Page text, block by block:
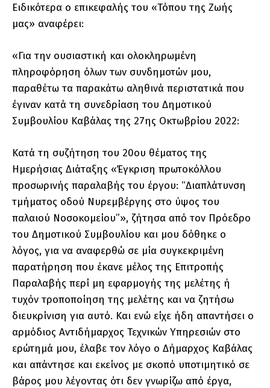
Ειδικότερα ο επικεφαλής του «Τόπου της Ζωής
μας» αναφέρει:
«Για την ουσιαστική και ολοκληρωμένη
πληροφόρηση όλων των συνδημοτών μου,
παραθέτω τα παρακάτω αληθινά περιστατικά που
έγιναν κατά τη συνεδρίαση του Δημοτικού
Συμβουλίου Καβάλας της 27ης Οκτωβρίου 2022:
Κατά τη συζήτηση του 20ου θέματος της
Ημερήσιας Διάταξης «Έγκριση πρωτοκόλλου
προσωρινής παραλαβής του έργου: “Διαπλάτυνση
τμήματος οδού Νυρεμβέργης στο ύψος του
παλαιού Νοσοκομείου”», ζήτησα από τον Πρόεδρο
του Δημοτικού Συμβουλίου και μου δόθηκε ο
λόγος, για να αναφερθώ σε μία συγκεκριμένη
παρατήρηση που έκανε μέλος της Επιτροπής
Παραλαβής περί μη εφαρμογής της μελέτης ή
τυχόν τροποποίηση της μελέτης και να ζητήσω
διευκρίνιση για αυτό. Και ενώ είχε ήδη απαντήσει ο
αρμόδιος Αντιδήμαρχος Τεχνικών Υπηρεσιών στο
ερώτημά μου, έλαβε τον λόγο ο Δήμαρχος Καβάλας
και απάντησε και εκείνος με σκοπό υποτιμητικό σε
βάρος μου λέγοντας ότι δεν γνωρίζω από έργα,